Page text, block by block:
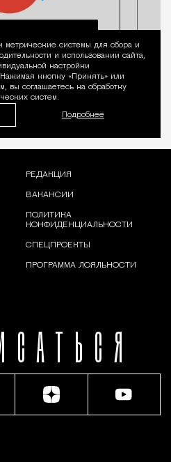
Уведомление
системы для сбора и
и использовании сайта,
настройки
кнопку «Принять» или
вы соглашаетесь на обработку
систем.
Подробнее
РЕДАКЦИЯ
ВАКАНСИИ
ПОЛИТИКА
КОНФИДЕНЦИАЛЬНОСТИ
СПЕЦПРОЕКТЫ
ПРОГРАММА ЛОЯЛЬНОСТИ